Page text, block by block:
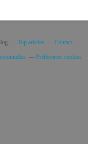
Top articles Contact
Préférences cookies